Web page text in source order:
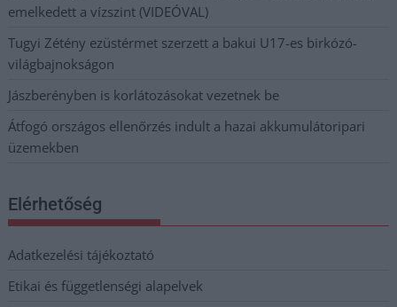
emelkedett a vízszint (VIDEÓVAL)
Tugyi Zétény ezüstérmet szerzett a bakui U17-es birkózó-
világbajnokságon
Jászberényben is korlátozásokat vezetnek be
Átfogó országos ellenőrzés indult a hazai akkumulátoripari
üzemekben
Elérhetőség
Adatkezelési tájékoztató
Etikai és függetlenségi alapelvek